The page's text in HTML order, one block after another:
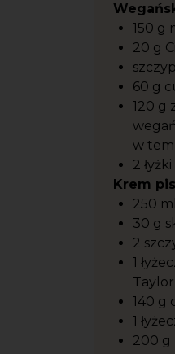
150 g
20 g
60 g
120 g
w
2
Krem
250
30 g
2
1
140 g
1
200 g